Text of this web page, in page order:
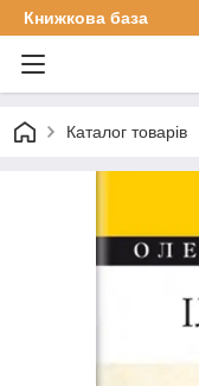
Книжкова база
Каталог товарів